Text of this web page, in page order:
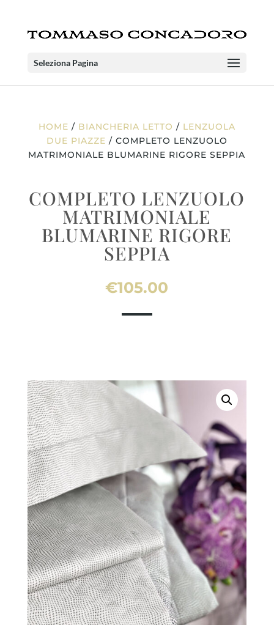
Seleziona Pagina
HOME / BIANCHERIA LETTO / LENZUOLA
DUE PIAZZE / COMPLETO LENZUOLO
MATRIMONIALE BLUMARINE RIGORE SEPPIA
COMPLETO LENZUOLO
MATRIMONIALE
BLUMARINE RIGORE
SEPPIA
€105.00